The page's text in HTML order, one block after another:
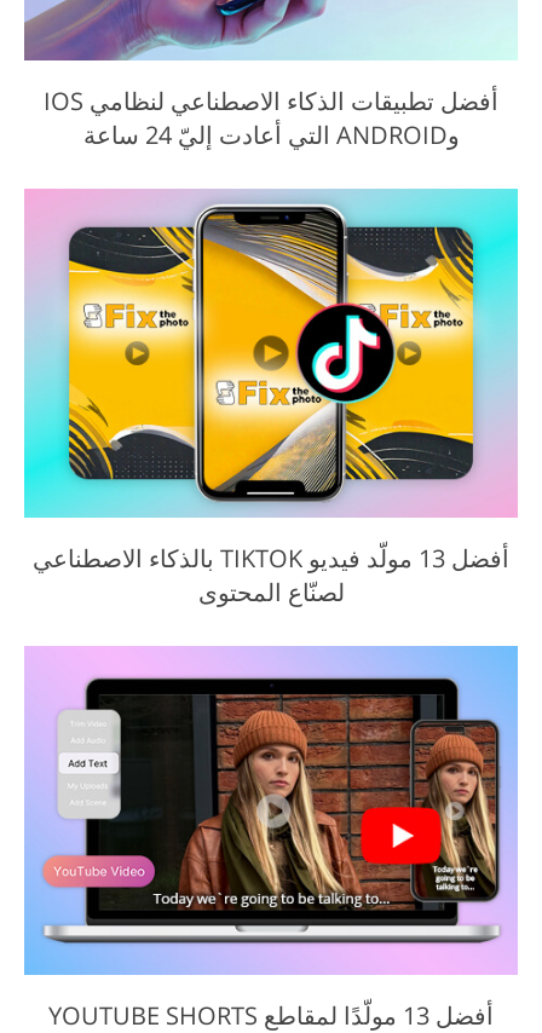
أفضل تطبيقات الذكاء الاصطناعي لنظامي IOS
وANDROID التي أعادت إليّ 24 ساعة
أفضل 13 مولّد فيديو TIKTOK بالذكاء الاصطناعي
لصنّاع المحتوى
أفضل 13 مولّدًا لمقاطع YOUTUBE SHORTS